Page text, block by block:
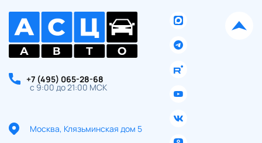
+7 (495) 065-28-68
с 9:00 до 21:00 МСК
Москва, Клязьминская дом 5